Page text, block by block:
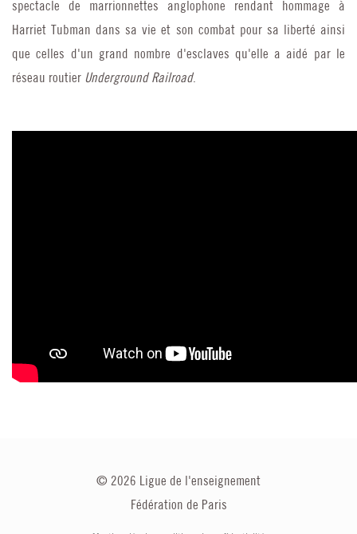
spectacle de marrionnettes anglophone rendant hommage à
Harriet Tubman dans sa vie et son combat pour sa liberté ainsi
que celles d'un grand nombre d'esclaves qu'elle a aidé par le
réseau routier Underground Railroad.
© 2026 Ligue de l'enseignement
Fédération de Paris